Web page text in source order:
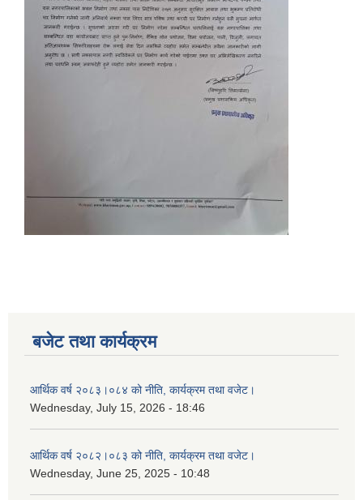
बजेट तथा कार्यक्रम
आर्थिक वर्ष २०८३।०८४ को नीति, कार्यक्रम तथा वजेट।
Wednesday, July 15, 2026 - 18:46
आर्थिक वर्ष २०८२।०८३ को नीति, कार्यक्रम तथा वजेट।
Wednesday, June 25, 2025 - 10:48